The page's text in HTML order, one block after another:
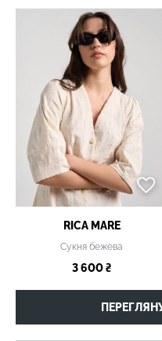
RICA MARE
Сукня бежева
3 600 ₴